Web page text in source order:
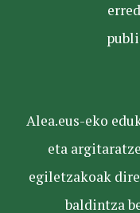
Alea.eus-eko
eta
egiletzakoak
baldintza